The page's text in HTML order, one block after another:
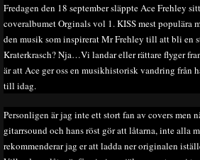
Fredagen den 18 september släppte Ace Frehley
coveralbumet Orginals vol 1. KISS mest populära
den musik som inspirerat Mr Frehley till att bli en
Kraterkrasch? Nja…Vi landar eller rättare flyger
är att Ace ger oss en musikhistorisk vandring från
till idag.
Personligen är jag inte ett stort fan av covers men
gitarrsound och hans röst gör att låtarna, inte alla
rekommenderar jag er att ladda ner originalen